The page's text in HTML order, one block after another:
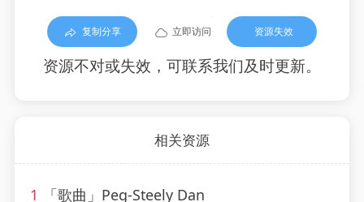
复制分享 立即访问 资源失效
资源不对或失效，可联系我们及时更新。
相关资源
1 「歌曲」Peg-Steely Dan